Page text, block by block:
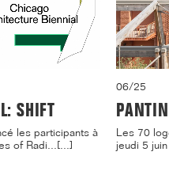
SHIFT
les participants à
of Radi...[...]
06/25
Les 70
jeudi 5